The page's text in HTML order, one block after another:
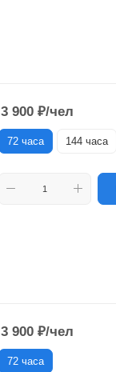
3 900 ₽/чел
72 часа 144 часа
3 900 ₽/чел
72 часа